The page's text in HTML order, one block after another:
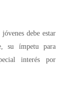
debe estar
su ímpetu para
interés por